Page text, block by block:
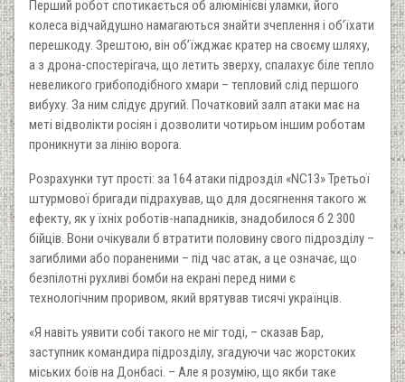
Перший робот спотикається об алюмінієві уламки, його
колеса відчайдушно намагаються знайти зчеплення і об’їхати
перешкоду. Зрештою, він об’їжджає кратер на своєму шляху,
а з дрона-спостерігача, що летить зверху, спалахує біле тепло
невеликого грибоподібного хмари – тепловий слід першого
вибуху. За ним слідує другий. Початковий залп атаки має на
меті відволікти росіян і дозволити чотирьом іншим роботам
проникнути за лінію ворога.
Розрахунки тут прості: за 164 атаки підрозділ «NC13» Третьої
штурмової бригади підрахував, що для досягнення такого ж
ефекту, як у їхніх роботів-нападників, знадобилося б 2 300
бійців. Вони очікували б втратити половину свого підрозділу –
загиблими або пораненими – під час атак, а це означає, що
безпілотні рухливі бомби на екрані перед ними є
технологічним проривом, який врятував тисячі українців.
«Я навіть уявити собі такого не міг тоді, – сказав Бар,
заступник командира підрозділу, згадуючи час жорстоких
міських боїв на Донбасі. – Але я розумію, що якби таке